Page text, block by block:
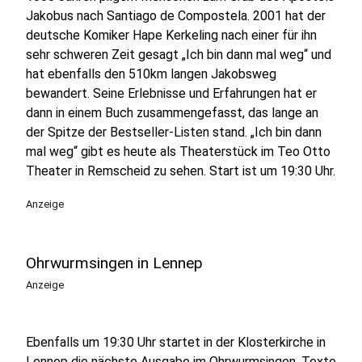
Jakobus nach Santiago de Compostela. 2001 hat der
deutsche Komiker Hape Kerkeling nach einer für ihn
sehr schweren Zeit gesagt „Ich bin dann mal weg“ und
hat ebenfalls den 510km langen Jakobsweg
bewandert. Seine Erlebnisse und Erfahrungen hat er
dann in einem Buch zusammengefasst, das lange an
der Spitze der Bestseller-Listen stand. „Ich bin dann
mal weg“ gibt es heute als Theaterstück im Teo Otto
Theater in Remscheid zu sehen. Start ist um 19:30 Uhr.
Anzeige
Ohrwurmsingen in Lennep
Anzeige
Ebenfalls um 19:30 Uhr startet in der Klosterkirche in